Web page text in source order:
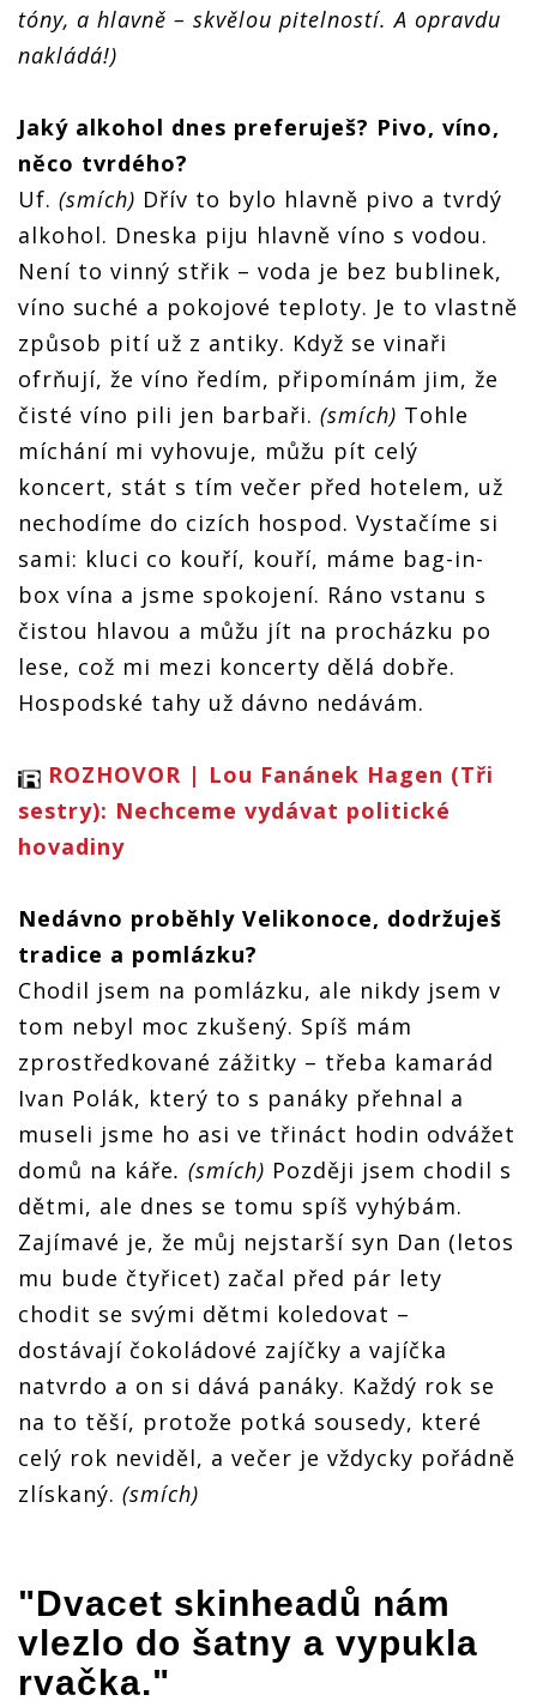
tóny, a hlavně – skvělou pitelností. A opravdu
nakládá!)
Jaký alkohol dnes preferuješ? Pivo, víno,
něco tvrdého?
Uf. (smích) Dřív to bylo hlavně pivo a tvrdý
alkohol. Dneska piju hlavně víno s vodou.
Není to vinný střik – voda je bez bublinek,
víno suché a pokojové teploty. Je to vlastně
způsob pití už z antiky. Když se vinaři
ofrňují, že víno ředím, připomínám jim, že
čisté víno pili jen barbaři. (smích) Tohle
míchání mi vyhovuje, můžu pít celý
koncert, stát s tím večer před hotelem, už
nechodíme do cizích hospod. Vystačíme si
sami: kluci co kouří, kouří, máme bag-in-
box vína a jsme spokojení. Ráno vstanu s
čistou hlavou a můžu jít na procházku po
lese, což mi mezi koncerty dělá dobře.
Hospodské tahy už dávno nedávám.
ROZHOVOR | Lou Fanánek Hagen (Tři
sestry): Nechceme vydávat politické
hovadiny
Nedávno proběhly Velikonoce, dodržuješ
tradice a pomlázku?
Chodil jsem na pomlázku, ale nikdy jsem v
tom nebyl moc zkušený. Spíš mám
zprostředkované zážitky – třeba kamarád
Ivan Polák, který to s panáky přehnal a
museli jsme ho asi ve třináct hodin odvážet
domů na káře. (smích) Později jsem chodil s
dětmi, ale dnes se tomu spíš vyhýbám.
Zajímavé je, že můj nejstarší syn Dan (letos
mu bude čtyřicet) začal před pár lety
chodit se svými dětmi koledovat –
dostávají čokoládové zajíčky a vajíčka
natvrdo a on si dává panáky. Každý rok se
na to těší, protože potká sousedy, které
celý rok neviděl, a večer je vždycky pořádně
zlískaný. (smích)
"Dvacet skinheadů nám
vlezlo do šatny a vypukla
rvačka."